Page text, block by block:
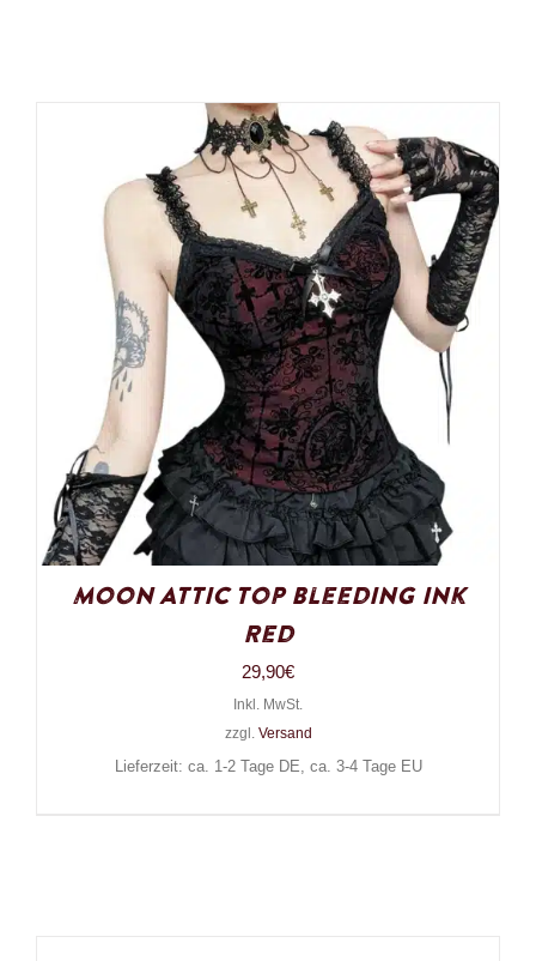
Moon Attic Top Bleeding Ink
Red
29,90€
Inkl. MwSt.
zzgl. Versand
Lieferzeit: ca. 1-2 Tage DE, ca. 3-4 Tage EU